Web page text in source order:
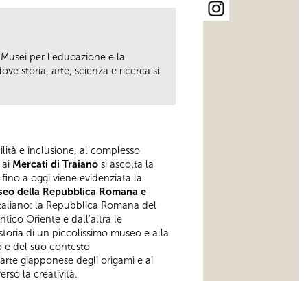
per l’educazione e la
storia, arte, scienza e ricerca si
e inclusione, al complesso
Mercati di Traiano si ascolta la
a oggi viene evidenziata la
della Repubblica Romana e
la Repubblica Romana del
Oriente e dall'altra le
di un piccolissimo museo e alla
e del suo contesto
giapponese degli origami e ai
la creatività.